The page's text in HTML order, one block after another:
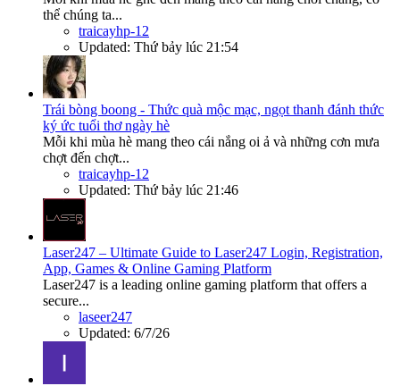
thể chúng ta...
traicayhp-12
Updated: Thứ bảy lúc 21:54
Trái bòng boong - Thức quà mộc mạc, ngọt thanh đánh thức
ký ức tuổi thơ ngày hè
Mỗi khi mùa hè mang theo cái nắng oi ả và những cơn mưa
chợt đến chợt...
traicayhp-12
Updated: Thứ bảy lúc 21:46
Laser247 – Ultimate Guide to Laser247 Login, Registration,
App, Games & Online Gaming Platform
Laser247 is a leading online gaming platform that offers a
secure...
laseer247
Updated: 6/7/26